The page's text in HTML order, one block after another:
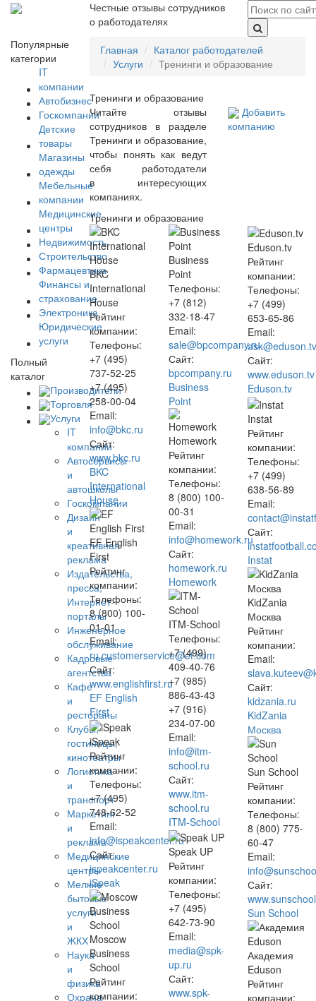
Честные отзывы сотрудников
о работодателях
Популярные
категории
IT
компании
Автобизнес
Госкомпании
Детские
товары
Магазины
одежды
Мебельные
компании
Медицинские
центры
Недвижимость
Строительство
Фармацевтика
Финансы и
страхование
Электроника
Юридические
услуги
Полный
каталог
Производители
Торговля
Услуги
IT
компании
Автосервисы
и
автошколы
Госкомпании
Дизайн
и
креативная
реклама
Издательства,
пресса,
Интернет-
порталы
Инженерное
обслуживание
Кадровые
агентства
Кафе
и
рестораны
Клубы,
гостиницы,
кинотеатры
Логистика
и
транспорт
Маркетинг
и
реклама
Медицинские
центры
Мелкие
бытовые
услуги
и
ЖКХ
Наука
и
физика
Охрана
Главная
Каталог работодателей
Услуги
Тренинги и образование
Тренинги и образование
Читайте отзывы
сотрудников в разделе
Тренинги и образование,
чтобы понять как ведут
себя работодатели
в интересующих
компаниях.
Добавить
компанию
Тренинги и образование
BKC
International
House
Рейтинг
компании:
Телефоны:
+7 (495)
737-52-25
+7 (495)
258-00-04
Email:
info@bkc.ru
Сайт:
www.bkc.ru
BKC
International
House
EF English
First
Рейтинг
компании:
Телефоны:
8 (800) 100-
01-01
Email:
ru.customerservice@ef.com
Сайт:
www.englishfirst.ru
EF English
First
iSpeak
Рейтинг
компании:
Телефоны:
+7 (495)
748-62-52
Email:
info@ispeakcenter.ru
Сайт:
ispeakcenter.ru
iSpeak
Moscow
Business
School
Рейтинг
компании:
Business
Point
Телефоны:
+7 (812)
332-18-47
Email:
sale@bpcompany.ru
Сайт:
bpcompany.ru
Business
Point
Homework
Рейтинг
компании:
Телефоны:
8 (800) 100-
00-31
Email:
info@homework.ru
Сайт:
homework.ru
Homework
ITM-School
Телефоны:
+7 (499)
409-40-76
+7 (985)
886-43-43
+7 (916)
234-07-00
Email:
info@itm-
school.ru
Сайт:
www.itm-
school.ru
ITM-School
Speak UP
Рейтинг
компании:
Телефоны:
+7 (495)
642-73-90
Email:
media@spk-
up.ru
Сайт:
www.spk-
Eduson.tv
Рейтинг
компании:
Телефоны:
+7 (499)
653-65-86
Email:
ask@eduson.tv
Сайт:
www.eduson.tv
Eduson.tv
Instat
Рейтинг
компании:
Телефоны:
+7 (499)
638-56-89
Email:
Сайт:
Instat
KidZania
Москва
Рейтинг
компании:
Email:
Сайт:
kidzania.ru
KidZania
Москва
Sun School
Рейтинг
компании:
Телефоны:
8 (800) 775-
60-47
Email:
Сайт:
Sun School
Академия
Eduson
Рейтинг
компании: